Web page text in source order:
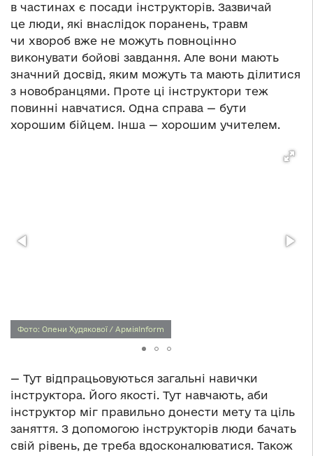
в частинах є посади інструкторів. Зазвичай
це люди, які внаслідок поранень, травм
чи хвороб вже не можуть повноцінно
виконувати бойові завдання. Але вони мають
значний досвід, яким можуть та мають ділитися
з новобранцями. Проте ці інструктори теж
повинні навчатися. Одна справа — бути
хорошим бійцем. Інша — хорошим учителем.
Фото: Олени Худякової / АрміяInform
— Тут відпрацьовуються загальні навички
інструктора. Його якості. Тут навчають, аби
інструктор міг правильно донести мету та ціль
заняття. З допомогою інструкторів люди бачать
свій рівень, де треба вдосконалюватися. Також